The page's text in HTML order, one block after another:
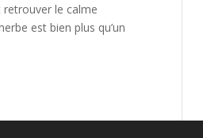
retrouver le calme
est bien plus qu’un